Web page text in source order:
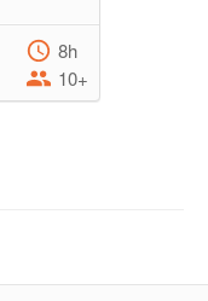
8h
10+